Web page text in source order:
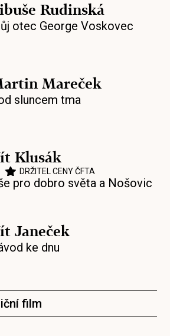
Rudinská
otec George Voskovec
Mareček
sluncem tma
Klusák
DRŽITEL CENY ČFTA
pro dobro světa a Nošovic
Janeček
ke dnu
film